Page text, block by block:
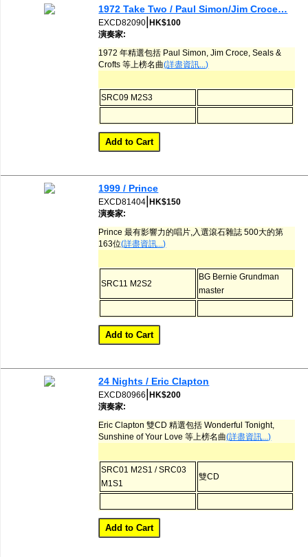
1972 Take Two / Paul Simon/Jim Croce…
EXCD82090 |HK$100
演奏家:
1972 年精選包括 Paul Simon, Jim Croce, Seals &
Crofts 等上榜名曲(詳盡資訊...)
SRC09 M2S3
1999 / Prince
EXCD81404 |HK$150
演奏家:
Prince 最有影響力的唱片,入選滾石雜誌 500大的第
163位(詳盡資訊...)
SRC11 M2S2
BG Bernie Grundman
master
24 Nights / Eric Clapton
EXCD80966 |HK$200
演奏家:
Eric Clapton 雙CD 精選包括 Wonderful Tonight,
Sunshine of Your Love 等上榜名曲(詳盡資訊...)
SRC01 M2S1 / SRC03
M1S1
雙CD